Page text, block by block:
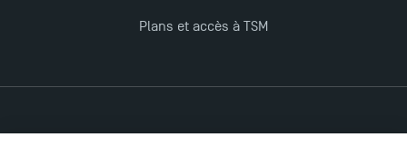
Plans et accès à TSM